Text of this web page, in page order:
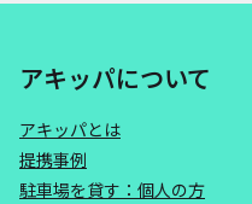
アキッパについて
アキッパとは
提携事例
駐車場を貸す：個人の方